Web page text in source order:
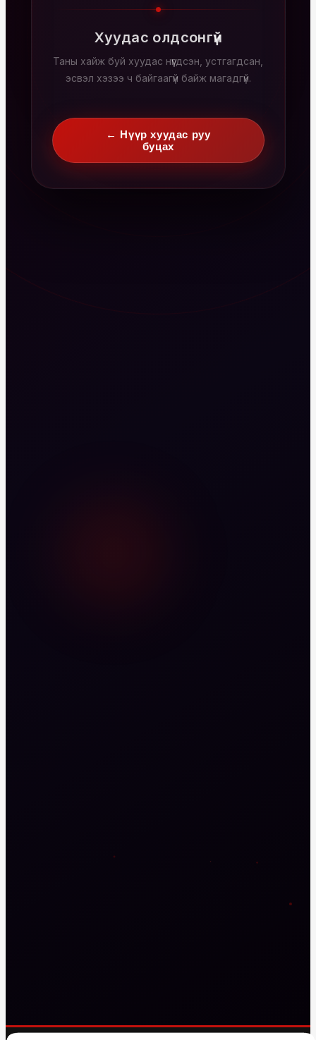
Хуудас олдсонгүй
Таны хайж буй хуудас нүүгдсэн, устгагдсан,
эсвэл хэзээ ч байгаагүй байж магадгүй.
← Нүүр хуудас руу
буцах